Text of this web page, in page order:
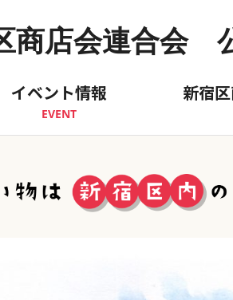
商店会連合会
イベント情報
EVENT
新宿